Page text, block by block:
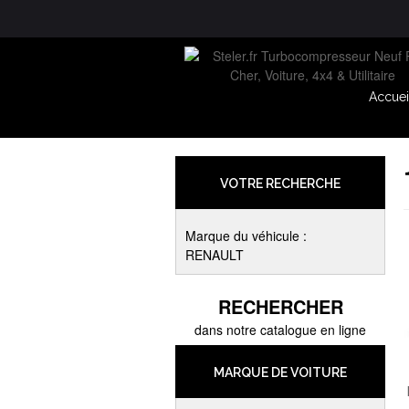
VOTRE RECHERCHE
Marque du véhicule :
RENAULT
RECHERCHER
dans notre catalogue en ligne
MARQUE DE VOITURE